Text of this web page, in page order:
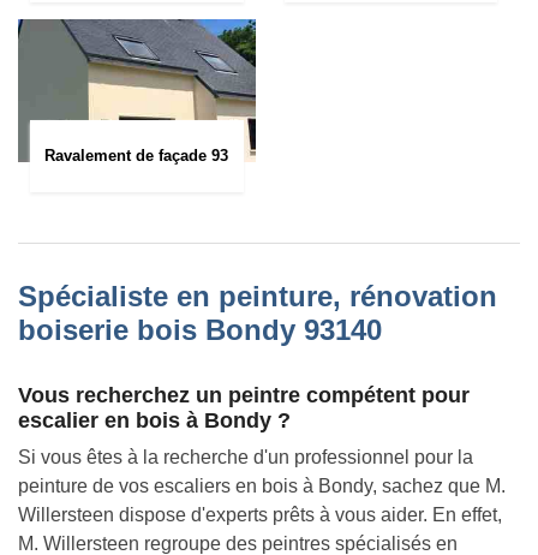
Ravalement de façade 93
Spécialiste en peinture, rénovation
boiserie bois Bondy 93140
Vous recherchez un peintre compétent pour
escalier en bois à Bondy ?
Si vous êtes à la recherche d'un professionnel pour la
peinture de vos escaliers en bois à Bondy, sachez que M.
Willersteen dispose d'experts prêts à vous aider. En effet,
M. Willersteen regroupe des peintres spécialisés en